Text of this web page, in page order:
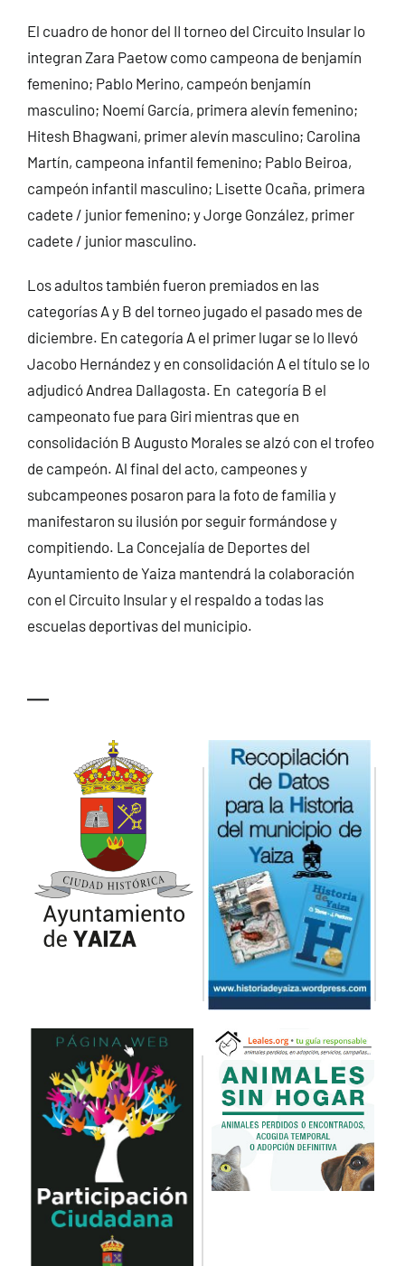
El cuadro de honor del II torneo del Circuito Insular lo
integran Zara Paetow como campeona de benjamín
femenino; Pablo Merino, campeón benjamín
masculino; Noemí García, primera alevín femenino;
Hitesh Bhagwani, primer alevín masculino; Carolina
Martín, campeona infantil femenino; Pablo Beiroa,
campeón infantil masculino; Lisette Ocaña, primera
cadete / junior femenino; y Jorge González, primer
cadete / junior masculino.
Los adultos también fueron premiados en las
categorías A y B del torneo jugado el pasado mes de
diciembre. En categoría A el primer lugar se lo llevó
Jacobo Hernández y en consolidación A el título se lo
adjudicó Andrea Dallagosta. En categoría B el
campeonato fue para Giri mientras que en
consolidación B Augusto Morales se alzó con el trofeo
de campeón. Al final del acto, campeones y
subcampeones posaron para la foto de familia y
manifestaron su ilusión por seguir formándose y
compitiendo. La Concejalía de Deportes del
Ayuntamiento de Yaiza mantendrá la colaboración
con el Circuito Insular y el respaldo a todas las
escuelas deportivas del municipio.
—